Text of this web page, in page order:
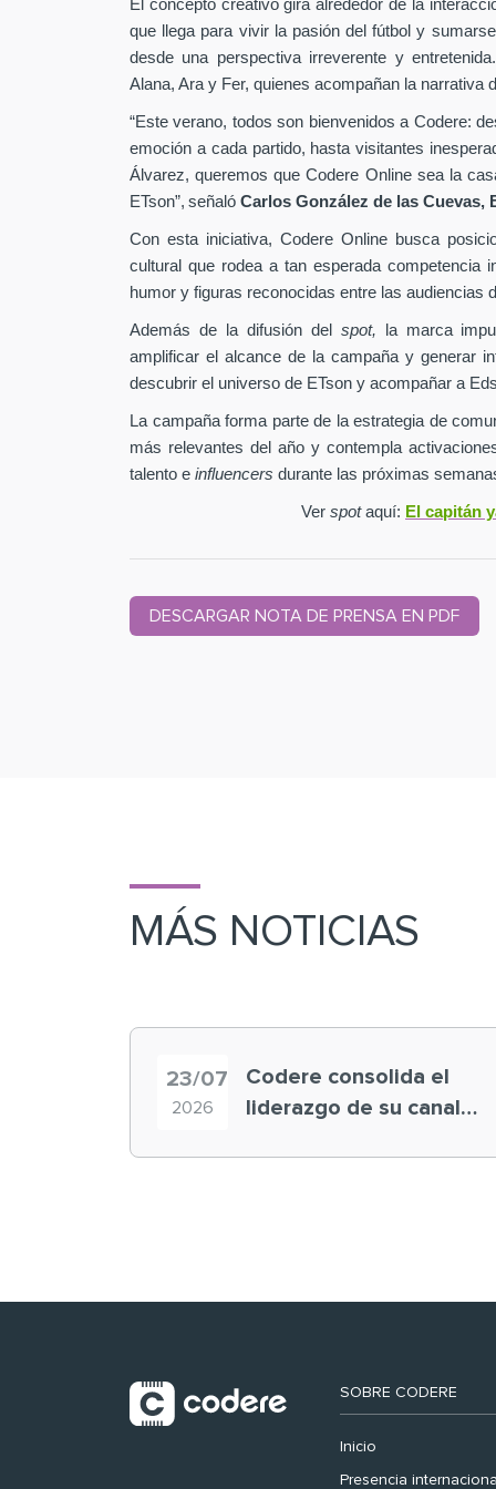
El concepto creativo gira alrededor de la
que llega para vivir la pasión del fútbol y
desde una perspectiva irreverente y
Alana, Ara y Fer, quienes acompañan la narrativa
“Este verano, todos son bienvenidos a Codere:
emoción a cada partido, hasta visitantes
Álvarez, queremos que Codere Online sea la
ETson”, señaló Carlos González de las Cuevas,
Con esta iniciativa, Codere Online busca
cultural que rodea a tan esperada competencia
humor y figuras reconocidas entre las audiencias
Además de la difusión del spot,
la marca
amplificar el alcance de la campaña y generar
descubrir el universo de ETson y acompañar a
La campaña forma parte de la estrategia de
más relevantes del año y contempla
talento e influencers durante las próximas
Ver spotaquí: El capitán
DESCARGAR NOTA DE PRENSA EN PDF
MÁS NOTICIAS
23/07
2026
Codere consolida el
liderazgo de su canal
SOBRE CODERE
Inicio
Presencia